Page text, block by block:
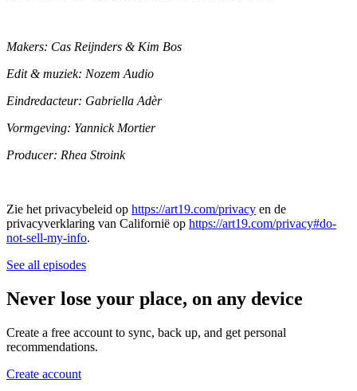
Makers: Cas Reijnders & Kim Bos
Edit & muziek: Nozem Audio
Eindredacteur: Gabriella Adèr
Vormgeving: Yannick Mortier
Producer: Rhea Stroink
Zie het privacybeleid op https://art19.com/privacy en de
privacyverklaring van Californië op https://art19.com/privacy#do-
not-sell-my-info.
See all episodes
Never lose your place, on any device
Create a free account to sync, back up, and get personal
recommendations.
Create account